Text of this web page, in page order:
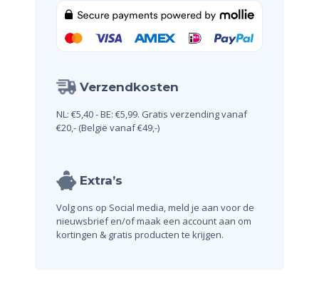
Verzendkosten
NL: €5,40 - BE: €5,99. Gratis verzending vanaf
€20,- (België vanaf €49,-)
Extra’s
Volg ons op Social media, meld je aan voor de
nieuwsbrief en/of maak een account aan om
kortingen & gratis producten te krijgen.